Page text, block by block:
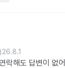
26.8.1
락해도 답변이 없